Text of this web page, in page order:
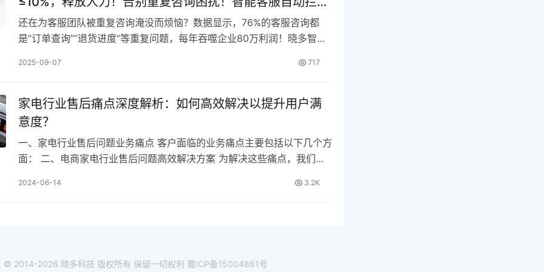
常见问题，释放团队创造力！
还在为客服团队被重复咨询淹没而烦恼？数据显示，76%的客服咨询都
是”订单查询””退货进度”等重复问题，每年吞噬企业80万利润！晓多智…
2025-09-07 717
家电行业售后痛点深度解析：如何高效解决以提升用户满
意度？
一、家电行业售后问题业务痛点 客户面临的业务痛点主要包括以下几个方
面： 二、电商家电行业售后问题高效解决方案 为解决这些痛点，我们需
2024-06-14 3.2K
© 2014-2026 晓多科技 版权所有 保留一切权利 蜀ICP备15004861号